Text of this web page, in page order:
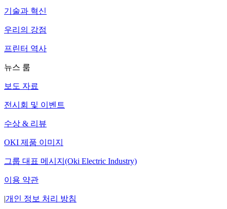
기술과 혁신
우리의 강점
프린터 역사
뉴스 룸
보도 자료
전시회 및 이벤트
수상 & 리뷰
OKI 제품 이미지
그룹 대표 메시지(Oki Electric Industry)
이용 약관
|개인 정보 처리 방침